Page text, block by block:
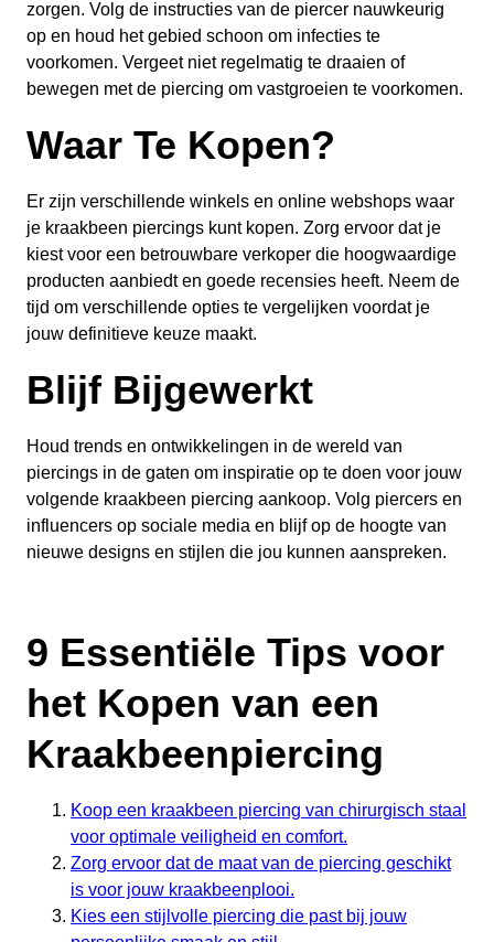
zorgen. Volg de instructies van de piercer nauwkeurig
op en houd het gebied schoon om infecties te
voorkomen. Vergeet niet regelmatig te draaien of
bewegen met de piercing om vastgroeien te voorkomen.
Waar Te Kopen?
Er zijn verschillende winkels en online webshops waar
je kraakbeen piercings kunt kopen. Zorg ervoor dat je
kiest voor een betrouwbare verkoper die hoogwaardige
producten aanbiedt en goede recensies heeft. Neem de
tijd om verschillende opties te vergelijken voordat je
jouw definitieve keuze maakt.
Blijf Bijgewerkt
Houd trends en ontwikkelingen in de wereld van
piercings in de gaten om inspiratie op te doen voor jouw
volgende kraakbeen piercing aankoop. Volg piercers en
influencers op sociale media en blijf op de hoogte van
nieuwe designs en stijlen die jou kunnen aanspreken.
9 Essentiële Tips voor
het Kopen van een
Kraakbeenpiercing
Koop een kraakbeen piercing van chirurgisch staal
voor optimale veiligheid en comfort.
Zorg ervoor dat de maat van de piercing geschikt
is voor jouw kraakbeenplooi.
Kies een stijlvolle piercing die past bij jouw